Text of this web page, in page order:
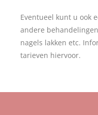
Eventueel kunt u ook
andere
nagels lakken etc.
tarieven hiervoor.